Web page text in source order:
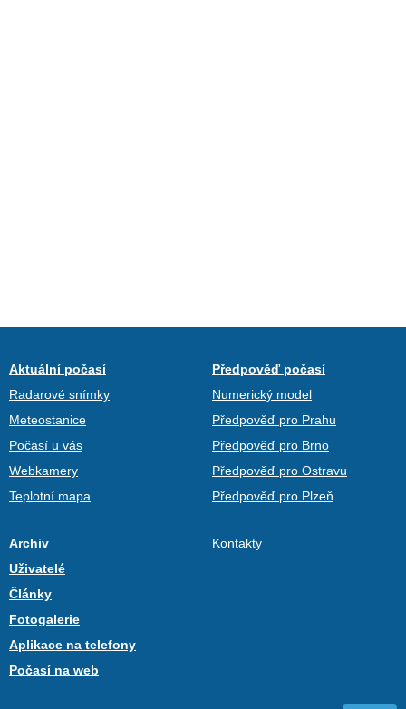
Aktuální počasí
Radarové snímky
Meteostanice
Počasí u vás
Webkamery
Teplotní mapa
Předpověď počasí
Numerický model
Předpověď pro Prahu
Předpověď pro Brno
Předpověď pro Ostravu
Předpověď pro Plzeň
Archiv
Uživatelé
Články
Fotogalerie
Aplikace na telefony
Počasí na web
Kontakty